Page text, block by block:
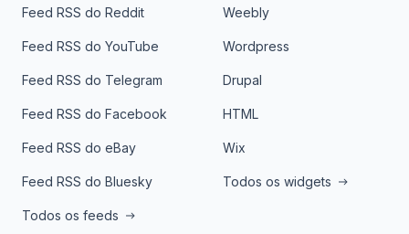
Feed RSS do Reddit
Feed RSS do YouTube
Feed RSS do Telegram
Feed RSS do Facebook
Feed RSS do eBay
Feed RSS do Bluesky
Todos os feeds
Weebly
Wordpress
Drupal
HTML
Wix
Todos os widgets